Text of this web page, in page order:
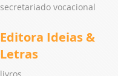
secretariado vocacional
Editora Ideias &
Letras